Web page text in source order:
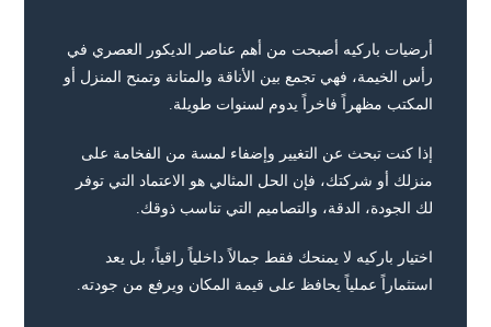
أرضيات باركيه أصبحت من أهم عناصر الديكور العصري في
رأس الخيمة، فهي تجمع بين الأناقة والمتانة وتمنح المنزل أو
المكتب مظهراً فاخراً يدوم لسنوات طويلة.
إذا كنت تبحث عن التغيير وإضفاء لمسة من الفخامة على
منزلك أو شركتك، فإن الحل المثالي هو الاعتماد التي توفر
لك الجودة، الدقة، والتصاميم التي تناسب ذوقك.
اختيار باركيه لا يمنحك فقط جمالاً داخلياً راقياً، بل يعد
استثماراً عملياً يحافظ على قيمة المكان ويرفع من جودته.